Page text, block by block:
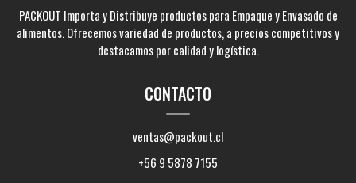
PACKOUT Importa y Distribuye productos para Empaque y Envasado de
alimentos. Ofrecemos variedad de productos, a precios competitivos y
destacamos por calidad y logística.
CONTACTO
ventas@packout.cl
+56 9 5878 7155